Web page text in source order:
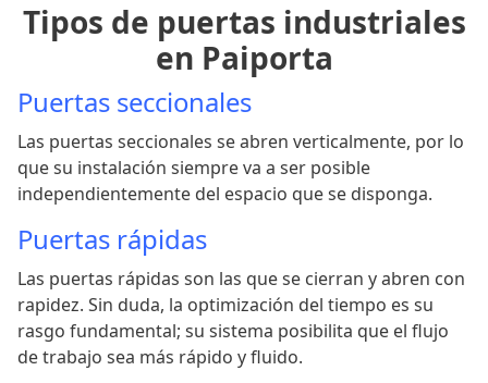
Tipos de puertas industriales
en Paiporta
Puertas seccionales
Las puertas seccionales se abren verticalmente, por lo
que su instalación siempre va a ser posible
independientemente del espacio que se disponga.
Puertas rápidas
Las puertas rápidas son las que se cierran y abren con
rapidez. Sin duda, la optimización del tiempo es su
rasgo fundamental; su sistema posibilita que el flujo
de trabajo sea más rápido y fluido.